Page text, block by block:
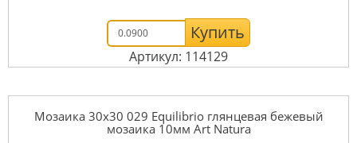
Купить
Артикул: 114129
Мозаика 30x30 029 Equilibrio глянцевая бежевый
мозаика 10мм Art Natura